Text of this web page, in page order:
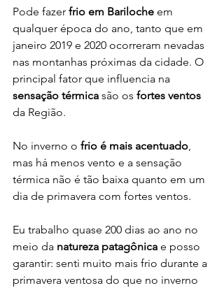
Pode fazer frio em Bariloche em
qualquer época do ano, tanto que em
janeiro 2019 e 2020 ocorreram nevadas
nas montanhas próximas da cidade. O
principal fator que influencia na
sensação térmica são os fortes ventos
da Região.
No inverno o frio é mais acentuado,
mas há menos vento e a sensação
térmica não é tão baixa quanto em um
dia de primavera com fortes ventos.
Eu trabalho quase 200 dias ao ano no
meio da natureza patagônica e posso
garantir: senti muito mais frio durante a
primavera ventosa do que no inverno